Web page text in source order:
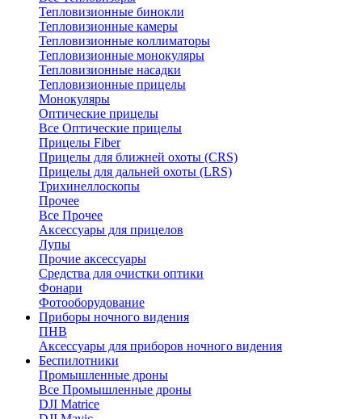
Тепловизионные бинокли
Тепловизионные камеры
Тепловизионные коллиматоры
Тепловизионные монокуляры
Тепловизионные насадки
Тепловизионные прицелы
Монокуляры
Оптические прицелы
Все Оптические прицелы
Прицелы Fiber
Прицелы для ближней охоты (CRS)
Прицелы для дальней охоты (LRS)
Трихинеллоскопы
Прочее
Все Прочее
Аксессуары для прицелов
Лупы
Прочие аксессуары
Средства для очистки оптики
Фонари
Фотооборудование
Приборы ночного видения
ПНВ
Аксессуары для приборов ночного видения
Беспилотники
Промышленные дроны
Все Промышленные дроны
DJI Matrice